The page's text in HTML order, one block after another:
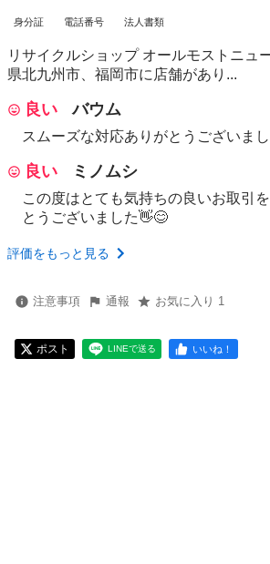
身分証 電話番号 法人書類
リサイクルショップ オールモストニュ
県北九州市、福岡市に店舗があり...
良い バウム
スムーズな対応ありがとうございまし
良い ミノムシ
この度はとても気持ちの良いお取引
とうございました👋😊
評価をもっと見る
注意事項 通報 お気に入り 1
ポスト LINEで送る いいね！